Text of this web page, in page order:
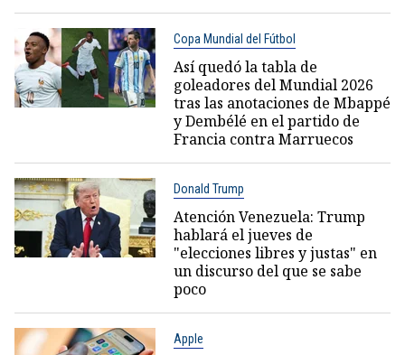
Copa Mundial del Fútbol
Así quedó la tabla de
goleadores del Mundial 2026
tras las anotaciones de Mbappé
y Dembélé en el partido de
Francia contra Marruecos
Donald Trump
Atención Venezuela: Trump
hablará el jueves de
"elecciones libres y justas" en
un discurso del que se sabe
poco
Apple